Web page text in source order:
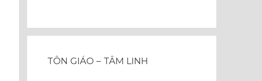
TÔN GIÁO – TÂM LINH